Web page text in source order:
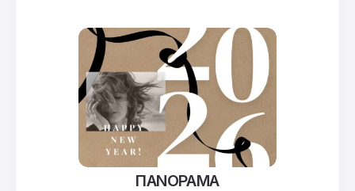
ΠΑΝΟΡΑΜΑ